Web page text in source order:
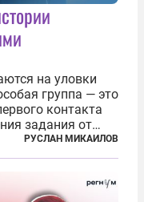
на уловки
группа — это
контакта
задания от
часов до
в
РУСЛАН МИКАИЛОВ